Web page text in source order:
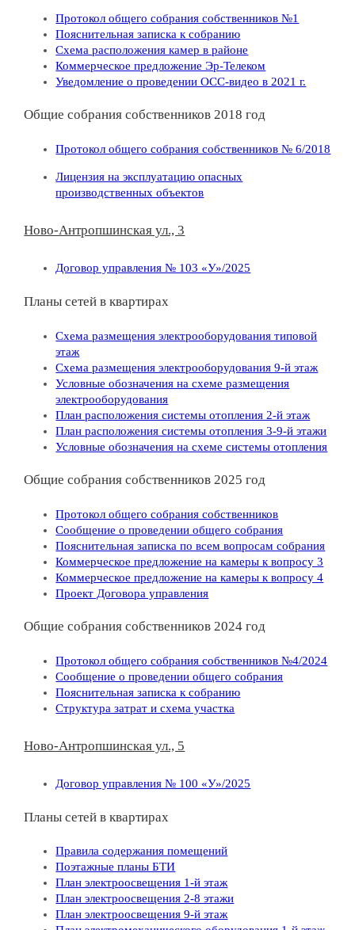
Протокол общего собрания собственников №1
Пояснительная записка к собранию
Схема расположения камер в районе
Коммерческое предложение Эр-Телеком
Уведомление о проведении ОСС-видео в 2021 г.
Общие собрания собственников 2018 год
Протокол общего собрания собственников № 6/2018
Лицензия на эксплуатацию опасных
производственных объектов
Ново-Антропшинская ул., 3
Договор управления № 103 «У»/2025
Планы сетей в квартирах
Схема размещения электрооборудования типовой
этаж
Схема размещения электрооборудования 9-й этаж
Условные обозначения на схеме размещения
электрооборудования
План расположения системы отопления 2-й этаж
План расположения системы отопления 3-9-й этажи
Условные обозначения на схеме системы отопления
Общие собрания собственников 2025 год
Протокол общего собрания собственников
Сообщение о проведении общего собрания
Пояснительная записка по всем вопросам собрания
Коммерческое предложение на камеры к вопросу 3
Коммерческое предложение на камеры к вопросу 4
Проект Договора управления
Общие собрания собственников 2024 год
Протокол общего собрания собственников №4/2024
Сообщение о проведении общего собрания
Пояснительная записка к собранию
Структура затрат и схема участка
Ново-Антропшинская ул., 5
Договор управления № 100 «У»/2025
Планы сетей в квартирах
Правила содержания помещений
Поэтажные планы БТИ
План электроосвещения 1-й этаж
План электроосвещения 2-8 этажи
План электроосвещения 9-й этаж